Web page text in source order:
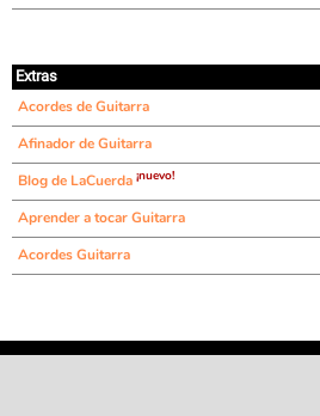
Extras
Acordes de Guitarra
Afinador de Guitarra
Blog de LaCuerda ¡nuevo!
Aprender a tocar Guitarra
Acordes Guitarra